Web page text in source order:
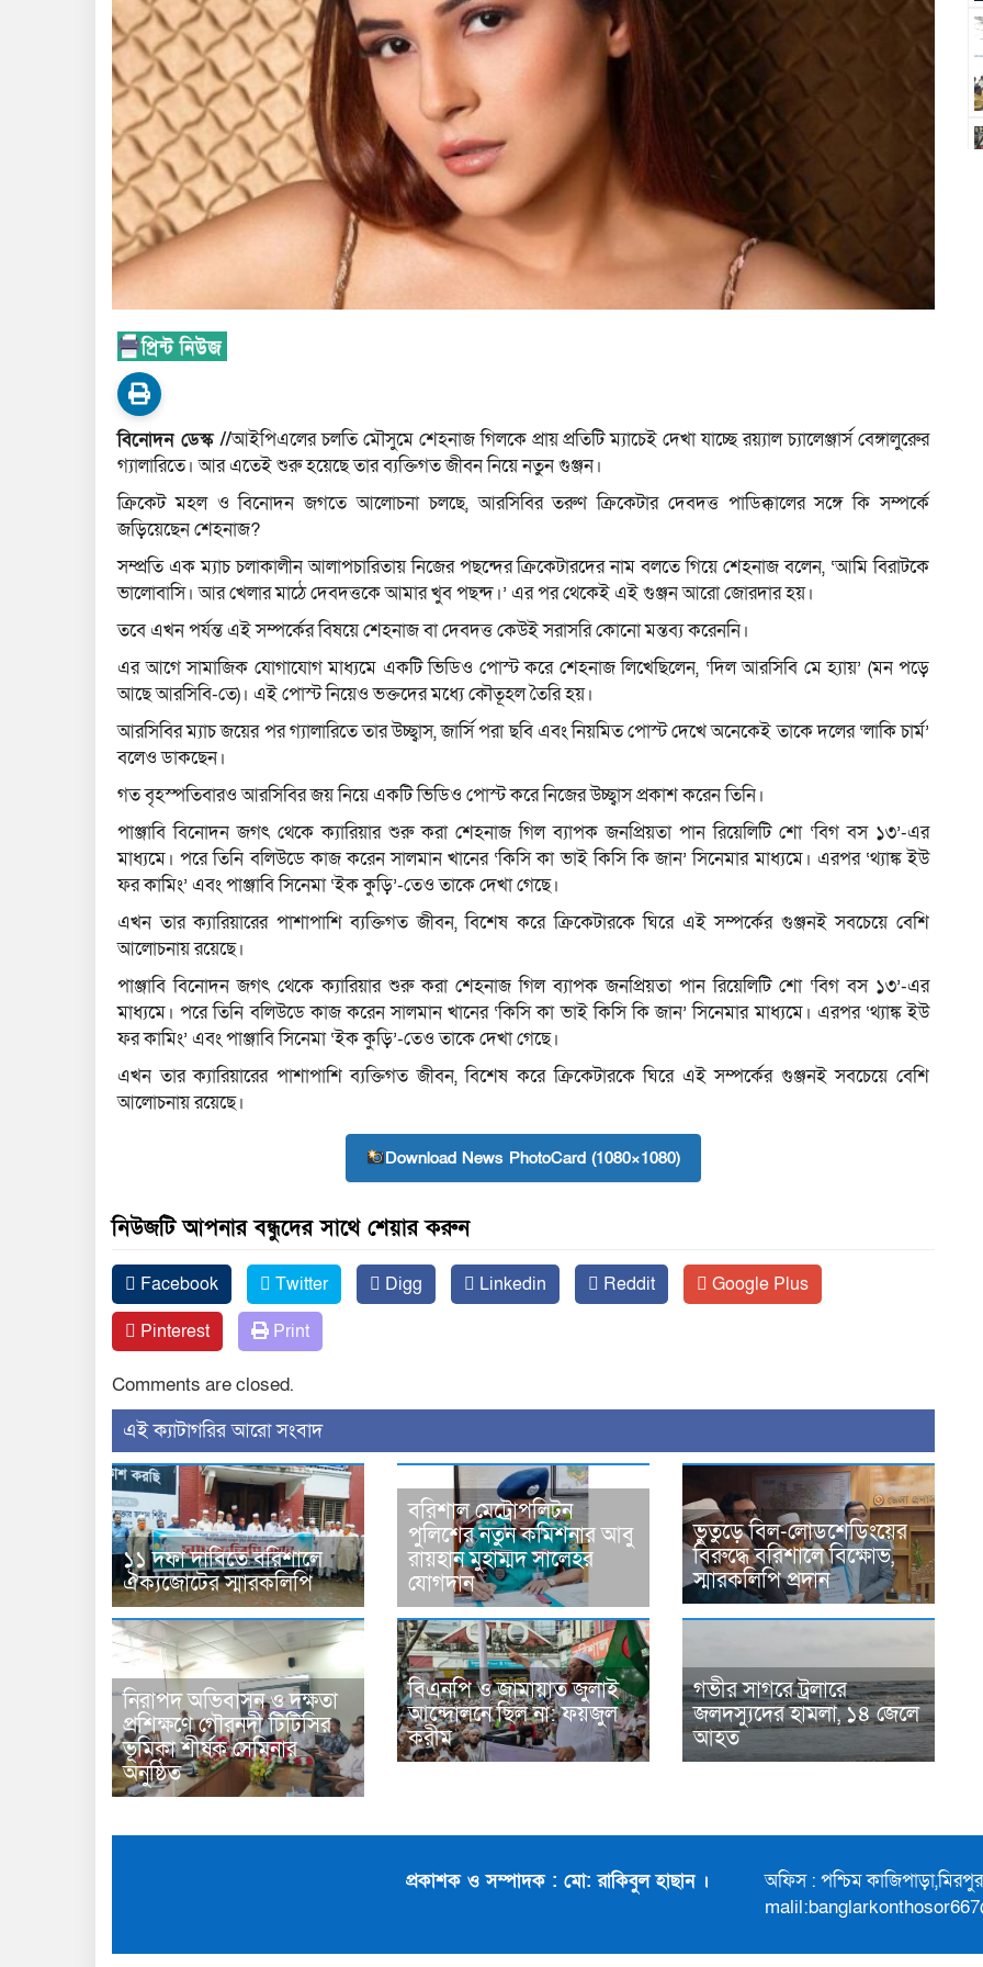
বিনোদন ডেস্ক //আইপিএলের চলতি মৌসুমে শেহনাজ গিলকে প্রায় প্রতিটি ম্যাচেই দেখা যাচ্ছে রয়্যাল চ্যালেঞ্জার্স বেঙ্গালুরুের
গ্যালারিতে। আর এতেই শুরু হয়েছে তার ব্যক্তিগত জীবন নিয়ে নতুন গুঞ্জন।
ক্রিকেট মহল ও বিনোদন জগতে আলোচনা চলছে, আরসিবির তরুণ ক্রিকেটার দেবদত্ত পাডিক্কালের সঙ্গে কি সম্পর্কে
জড়িয়েছেন শেহনাজ?
সম্প্রতি এক ম্যাচ চলাকালীন আলাপচারিতায় নিজের পছন্দের ক্রিকেটারদের নাম বলতে গিয়ে শেহনাজ বলেন, ‘আমি বিরাটকে
ভালোবাসি। আর খেলার মাঠে দেবদত্তকে আমার খুব পছন্দ।’ এর পর থেকেই এই গুঞ্জন আরো জোরদার হয়।
তবে এখন পর্যন্ত এই সম্পর্কের বিষয়ে শেহনাজ বা দেবদত্ত কেউই সরাসরি কোনো মন্তব্য করেননি।
এর আগে সামাজিক যোগাযোগ মাধ্যমে একটি ভিডিও পোস্ট করে শেহনাজ লিখেছিলেন, ‘দিল আরসিবি মে হ্যায়’ (মন পড়ে
আছে আরসিবি-তে)। এই পোস্ট নিয়েও ভক্তদের মধ্যে কৌতূহল তৈরি হয়।
আরসিবির ম্যাচ জয়ের পর গ্যালারিতে তার উচ্ছ্বাস, জার্সি পরা ছবি এবং নিয়মিত পোস্ট দেখে অনেকেই তাকে দলের ‘লাকি চার্ম’
বলেও ডাকছেন।
গত বৃহস্পতিবারও আরসিবির জয় নিয়ে একটি ভিডিও পোস্ট করে নিজের উচ্ছ্বাস প্রকাশ করেন তিনি।
পাঞ্জাবি বিনোদন জগৎ থেকে ক্যারিয়ার শুরু করা শেহনাজ গিল ব্যাপক জনপ্রিয়তা পান রিয়েলিটি শো ‘বিগ বস ১৩’-এর
মাধ্যমে। পরে তিনি বলিউডে কাজ করেন সালমান খানের ‘কিসি কা ভাই কিসি কি জান’ সিনেমার মাধ্যমে। এরপর ‘থ্যাঙ্ক ইউ
ফর কামিং’ এবং পাঞ্জাবি সিনেমা ‘ইক কুড়ি’-তেও তাকে দেখা গেছে।
এখন তার ক্যারিয়ারের পাশাপাশি ব্যক্তিগত জীবন, বিশেষ করে ক্রিকেটারকে ঘিরে এই সম্পর্কের গুঞ্জনই সবচেয়ে বেশি
আলোচনায় রয়েছে।
পাঞ্জাবি বিনোদন জগৎ থেকে ক্যারিয়ার শুরু করা শেহনাজ গিল ব্যাপক জনপ্রিয়তা পান রিয়েলিটি শো ‘বিগ বস ১৩’-এর
মাধ্যমে। পরে তিনি বলিউডে কাজ করেন সালমান খানের ‘কিসি কা ভাই কিসি কি জান’ সিনেমার মাধ্যমে। এরপর ‘থ্যাঙ্ক ইউ
ফর কামিং’ এবং পাঞ্জাবি সিনেমা ‘ইক কুড়ি’-তেও তাকে দেখা গেছে।
এখন তার ক্যারিয়ারের পাশাপাশি ব্যক্তিগত জীবন, বিশেষ করে ক্রিকেটারকে ঘিরে এই সম্পর্কের গুঞ্জনই সবচেয়ে বেশি
আলোচনায় রয়েছে।
Download News PhotoCard (1080×1080)
নিউজটি আপনার বন্ধুদের সাথে শেয়ার করুন
Facebook Twitter Digg Linkedin Reddit
Google Plus
Pinterest
Print
Comments are closed.
‍এই ক্যাটাগরির ‍আরো সংবাদ
১১ দফা দাবিতে বরিশালে
ঐক্যজোটের স্মারকলিপি
বরিশাল মেট্রোপলিটন
পুলিশের নতুন কমিশনার আবু
রায়হান মুহাম্মদ সালেহর
যোগদান
ভুতুড়ে বিল-লোডশেডিংয়ের
বিরুদ্ধে বরিশালে বিক্ষোভ,
স্মারকলিপি প্রদান
নিরাপদ অভিবাসন ও দক্ষতা
প্রশিক্ষণে গৌরনদী টিটিসির
ভূমিকা শীর্ষক সেমিনার
অনুষ্ঠিত
বিএনপি ও জামায়াত জুলাই
আন্দোলনে ছিল না: ফয়জুল
করীম
গভীর সাগরে ট্রলারে
জলদস্যুদের হামলা, ১৪ জেলে
আহত
প্রকাশক ও সম্পাদক : মো: রাকিবুল হাছান ।
অফিস : পশ্চিম